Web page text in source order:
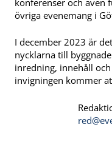
övriga evenemang i
I december 2023 är
nycklarna till
inredning, innehåll
invigningen kommer